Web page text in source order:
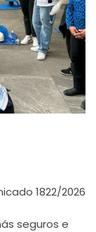
1822/2026
seguros e